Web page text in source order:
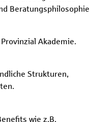
Beratungsphilosophie
Akademie.
Strukturen,
wie z.B.